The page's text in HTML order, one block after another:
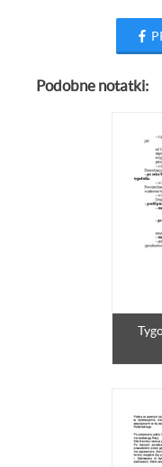
Podobne notatki: